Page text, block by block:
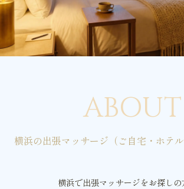
ABOUT
横浜の出張マッサージ（ご自宅・ホテ
横浜で出張マッサージをお探しの